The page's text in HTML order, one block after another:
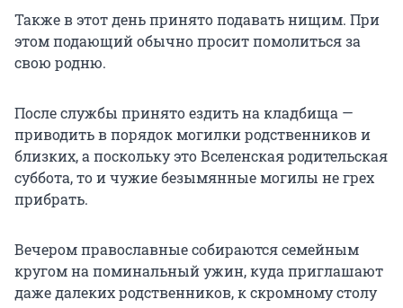
Также в этот день принято подавать нищим. При
этом подающий обычно просит помолиться за
свою родню.
После службы принято ездить на кладбища —
приводить в порядок могилки родственников и
близких, а поскольку это Вселенская родительская
суббота, то и чужие безымянные могилы не грех
прибрать.
Вечером православные собираются семейным
кругом на поминальный ужин, куда приглашают
даже далеких родственников, к скромному столу